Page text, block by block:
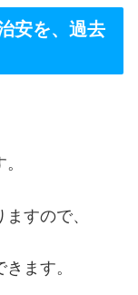
安を、過去
すので、
ます。